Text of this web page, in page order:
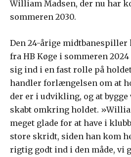
William Madsen, der nu har
sommeren 2030.
Den 24-årige
fra HB Køge i sommeren
sig ind i en fast rolle på
handler forlængelsen om at
der er i udvikling, og at bygge
skabt omkring holdet.
meget glade for at have i
store skridt, siden han kom
rigtig godt ind i den måde, vi